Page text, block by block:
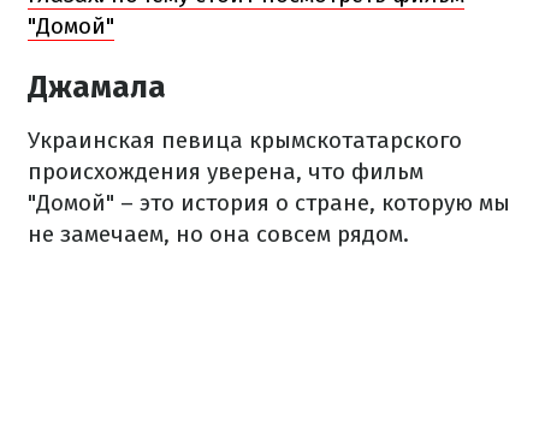
"Домой"
Джамала
Украинская певица крымскотатарского
происхождения уверена, что фильм
"Домой" – это история о стране, которую мы
не замечаем, но она совсем рядом.